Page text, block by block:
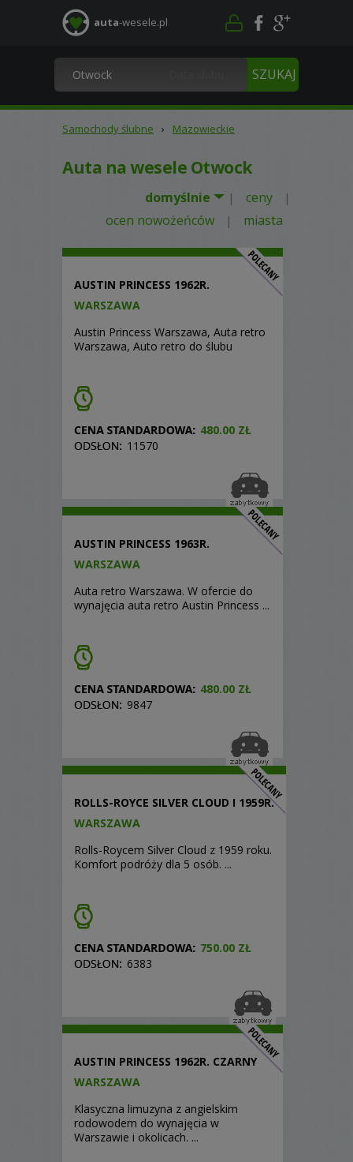
auta-wesele.pl
Samochody ślubne › Mazowieckie
Auta na wesele Otwock
domyślnie | ceny |
ocen nowożeńców | miasta
AUSTIN PRINCESS 1962R.
WARSZAWA
Austin Princess Warszawa, Auta retro
Warszawa, Auto retro do ślubu
480.00 ZŁ
11570
AUSTIN PRINCESS 1963R.
WARSZAWA
Auta retro Warszawa. W ofercie do
wynajęcia auta retro Austin Princess ...
480.00 ZŁ
9847
ROLLS-ROYCE SILVER CLOUD I 1959R.
WARSZAWA
Rolls-Roycem Silver Cloud z 1959 roku.
Komfort podróży dla 5 osób. ...
750.00 ZŁ
6383
AUSTIN PRINCESS 1962R. CZARNY
WARSZAWA
Klasyczna limuzyna z angielskim
rodowodem do wynajęcia w
Warszawie i okolicach. ...